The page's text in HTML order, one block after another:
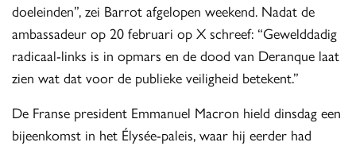
doeleinden”, zei Barrot afgelopen weekend. Nadat de
ambassadeur op 20 februari op X schreef: “Gewelddadig
radicaal-links is in opmars en de dood van Deranque laat
zien wat dat voor de publieke veiligheid betekent.”
De Franse president Emmanuel Macron hield dinsdag een
bijeenkomst in het Élysée-paleis, waar hij eerder had